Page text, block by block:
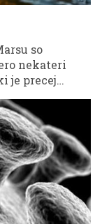
so
nekateri
je precej